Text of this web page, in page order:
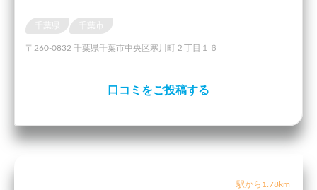
千葉県 千葉市
〒260-0832 千葉県千葉市中央区寒川町２丁目１６
口コミをご投稿する
駅から1.78km